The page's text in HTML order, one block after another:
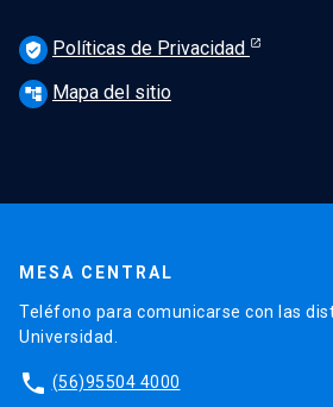
verified_user Políticas de Privacidad
account_tree Mapa del sitio
MESA CENTRAL
Teléfono para comunicarse con las
Universidad.
phone (56)95504 4000